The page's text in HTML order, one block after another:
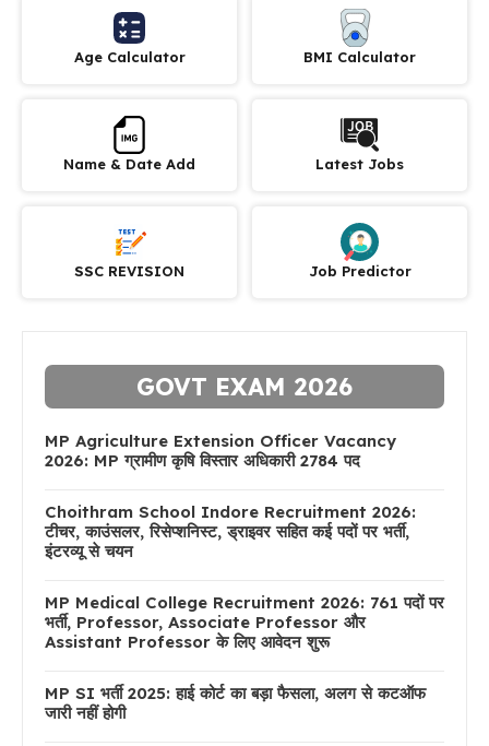
Age Calculator BMI Calculator
Name & Date Add Latest Jobs
SSC REVISION Job Predictor
GOVT EXAM 2026
MP Agriculture Extension Officer Vacancy
2026: MP ग्रामीण कृषि विस्तार अधिकारी 2784 पद
Choithram School Indore Recruitment 2026:
टीचर, काउंसलर, रिसेप्शनिस्ट, ड्राइवर सहित कई पदों पर भर्ती,
इंटरव्यू से चयन
MP Medical College Recruitment 2026: 761 पदों पर
भर्ती, Professor, Associate Professor और
Assistant Professor के लिए आवेदन शुरू
MP SI भर्ती 2025: हाई कोर्ट का बड़ा फैसला, अलग से कटऑफ
जारी नहीं होगी